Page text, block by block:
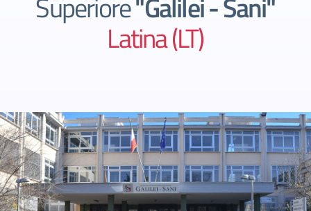
Latina (LT)